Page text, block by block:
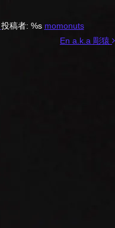
投稿者: %s momonuts
En a.k.a 彫猿